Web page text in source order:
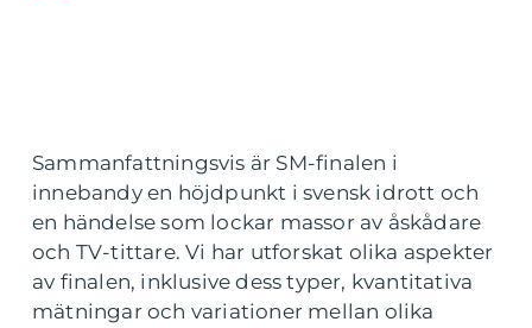
Sammanfattningsvis är SM-finalen i
innebandy en höjdpunkt i svensk idrott och
en händelse som lockar massor av åskådare
och TV-tittare. Vi har utforskat olika aspekter
av finalen, inklusive dess typer, kvantitativa
mätningar och variationer mellan olika